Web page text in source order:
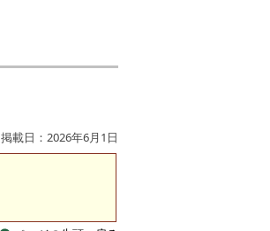
掲載日：2026年6月1日